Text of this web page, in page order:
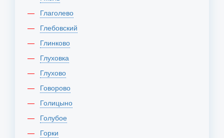
Глаголево
Глебовский
Глинково
Глуховка
Глухово
Говорово
Голицыно
Голубое
Горки